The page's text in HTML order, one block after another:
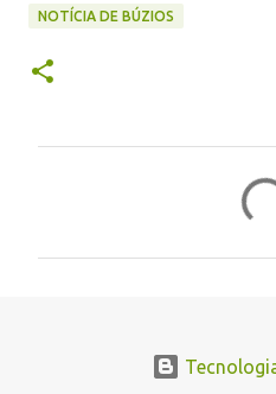
NOTÍCIA DE BÚZIOS